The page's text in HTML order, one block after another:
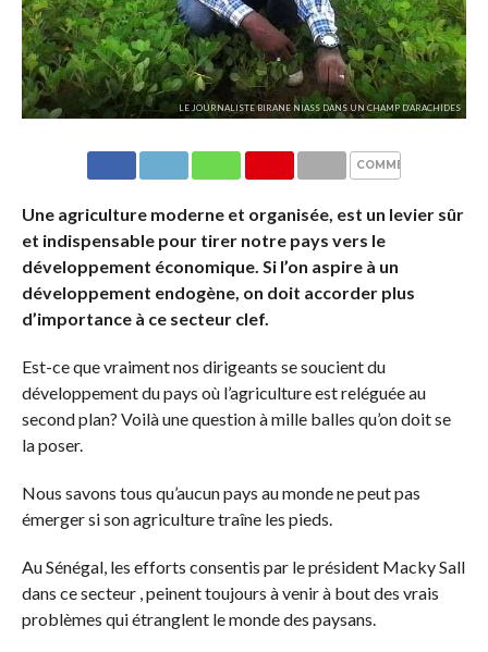
LE JOURNALISTE BIRANE NIASS DANS UN CHAMP D’ARACHIDES
COMMENTAIRES
Une agriculture moderne et organisée, est un levier sûr
et indispensable pour tirer notre pays vers le
développement économique. Si l’on aspire à un
développement endogène, on doit accorder plus
d’importance à ce secteur clef.
Est-ce que vraiment nos dirigeants se soucient du
développement du pays où l’agriculture est reléguée au
second plan? Voilà une question à mille balles qu’on doit se
la poser.
Nous savons tous qu’aucun pays au monde ne peut pas
émerger si son agriculture traîne les pieds.
Au Sénégal, les efforts consentis par le président Macky Sall
dans ce secteur , peinent toujours à venir à bout des vrais
problèmes qui étranglent le monde des paysans.